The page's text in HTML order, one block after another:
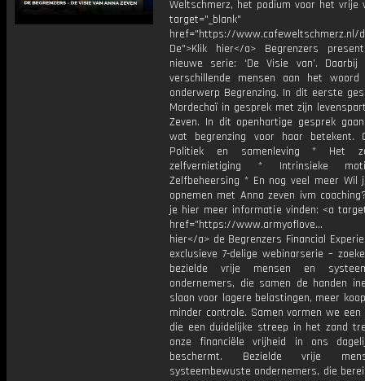
Weltschmerz, het podium voor het vrije
target="_blank"
href="https://www.cafeweltschmerz.nl/
De">Klik hier</a> Begrenzers
nieuwe serie: ‘De Visie van’.
verschillende mensen aan het
onderwerp Begrenzing. In dit eerste
Mordechaï in gesprek met zijn
Zeven. In dit openhartige gesprek
wat begrenzing voor haar betekent.
Politiek en samenleving * Het
zelfvernietiging * Intrinsieke
Zelfbeheersing * En nog veel meer Wil
opnemen met Anna zeven ivm
je hier meer informatie vinden: <a
href="https://www.armyoflove...
hier</a> de Begrenzers Financial
exclusieve 7-delige webinarserie –
bezielde vrije mensen en
ondernemers, die samen de handen
slaan voor lagere belastingen, meer
minder controle. Samen vormen we een
die een duidelijke streep in het zand
onze financiële vrijheid in ons
beschermt. Bezielde vrije
systeembewuste ondernemers, die